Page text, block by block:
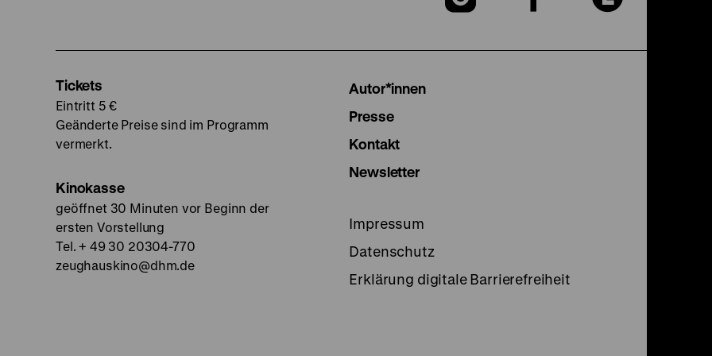
Tickets
Eintritt 5 €
Geänderte Preise sind im Programm
vermerkt.
Kinokasse
geöffnet 30 Minuten vor Beginn der
ersten Vorstellung
Tel. + 49 30 20304-770
zeughauskino@dhm.de
Autor*innen
Presse
Kontakt
Newsletter
Impressum
Datenschutz
Erklärung digitale Barrierefreiheit